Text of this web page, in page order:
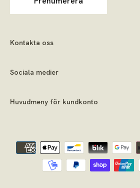
Kontakta oss
Sociala medier
Huvudmeny för kundkonto